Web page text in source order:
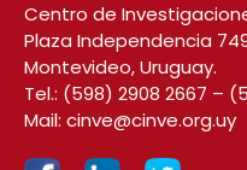
Centro de
Plaza Independencia 749
Montevideo, Uruguay.
Tel.: (598) 2908 2667 –
Mail: cinve@cinve.org.uy